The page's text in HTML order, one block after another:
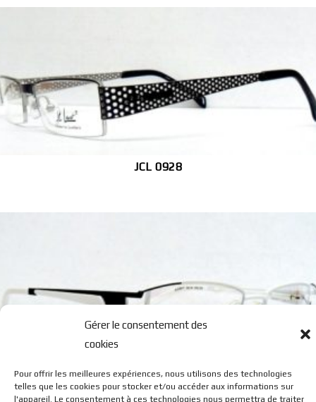
Gérer le consentement des
cookies
Pour offrir les meilleures expériences, nous utilisons des technologies
telles que les cookies pour stocker et/ou accéder aux informations sur
l'appareil. Le consentement à ces technologies nous permettra de traiter
JCL 0928
JCL 0917